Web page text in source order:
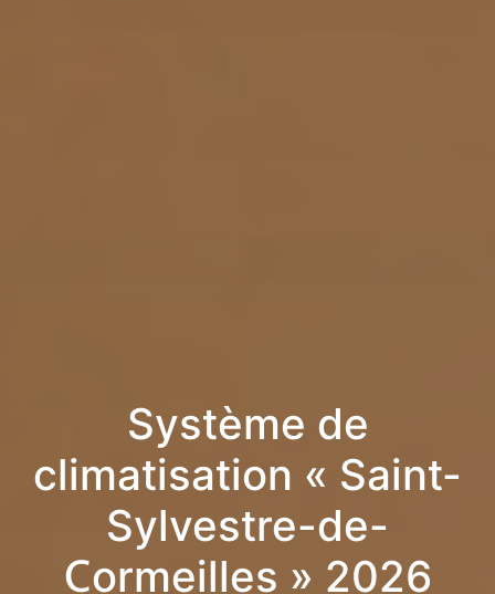
Système de
climatisation « Saint-
Sylvestre-de-
Cormeilles » 2026